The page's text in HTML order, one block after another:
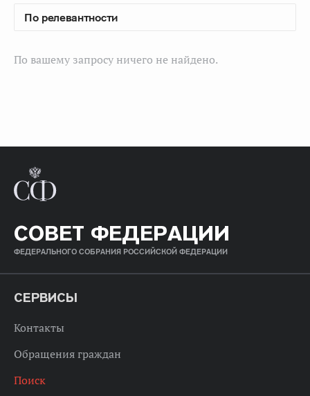
По вашему запросу ничего не найдено.
СОВЕТ ФЕДЕРАЦИИ
ФЕДЕРАЛЬНОГО СОБРАНИЯ РОССИЙСКОЙ ФЕДЕРАЦИИ
СЕРВИСЫ
Контакты
Обращения граждан
Поиск